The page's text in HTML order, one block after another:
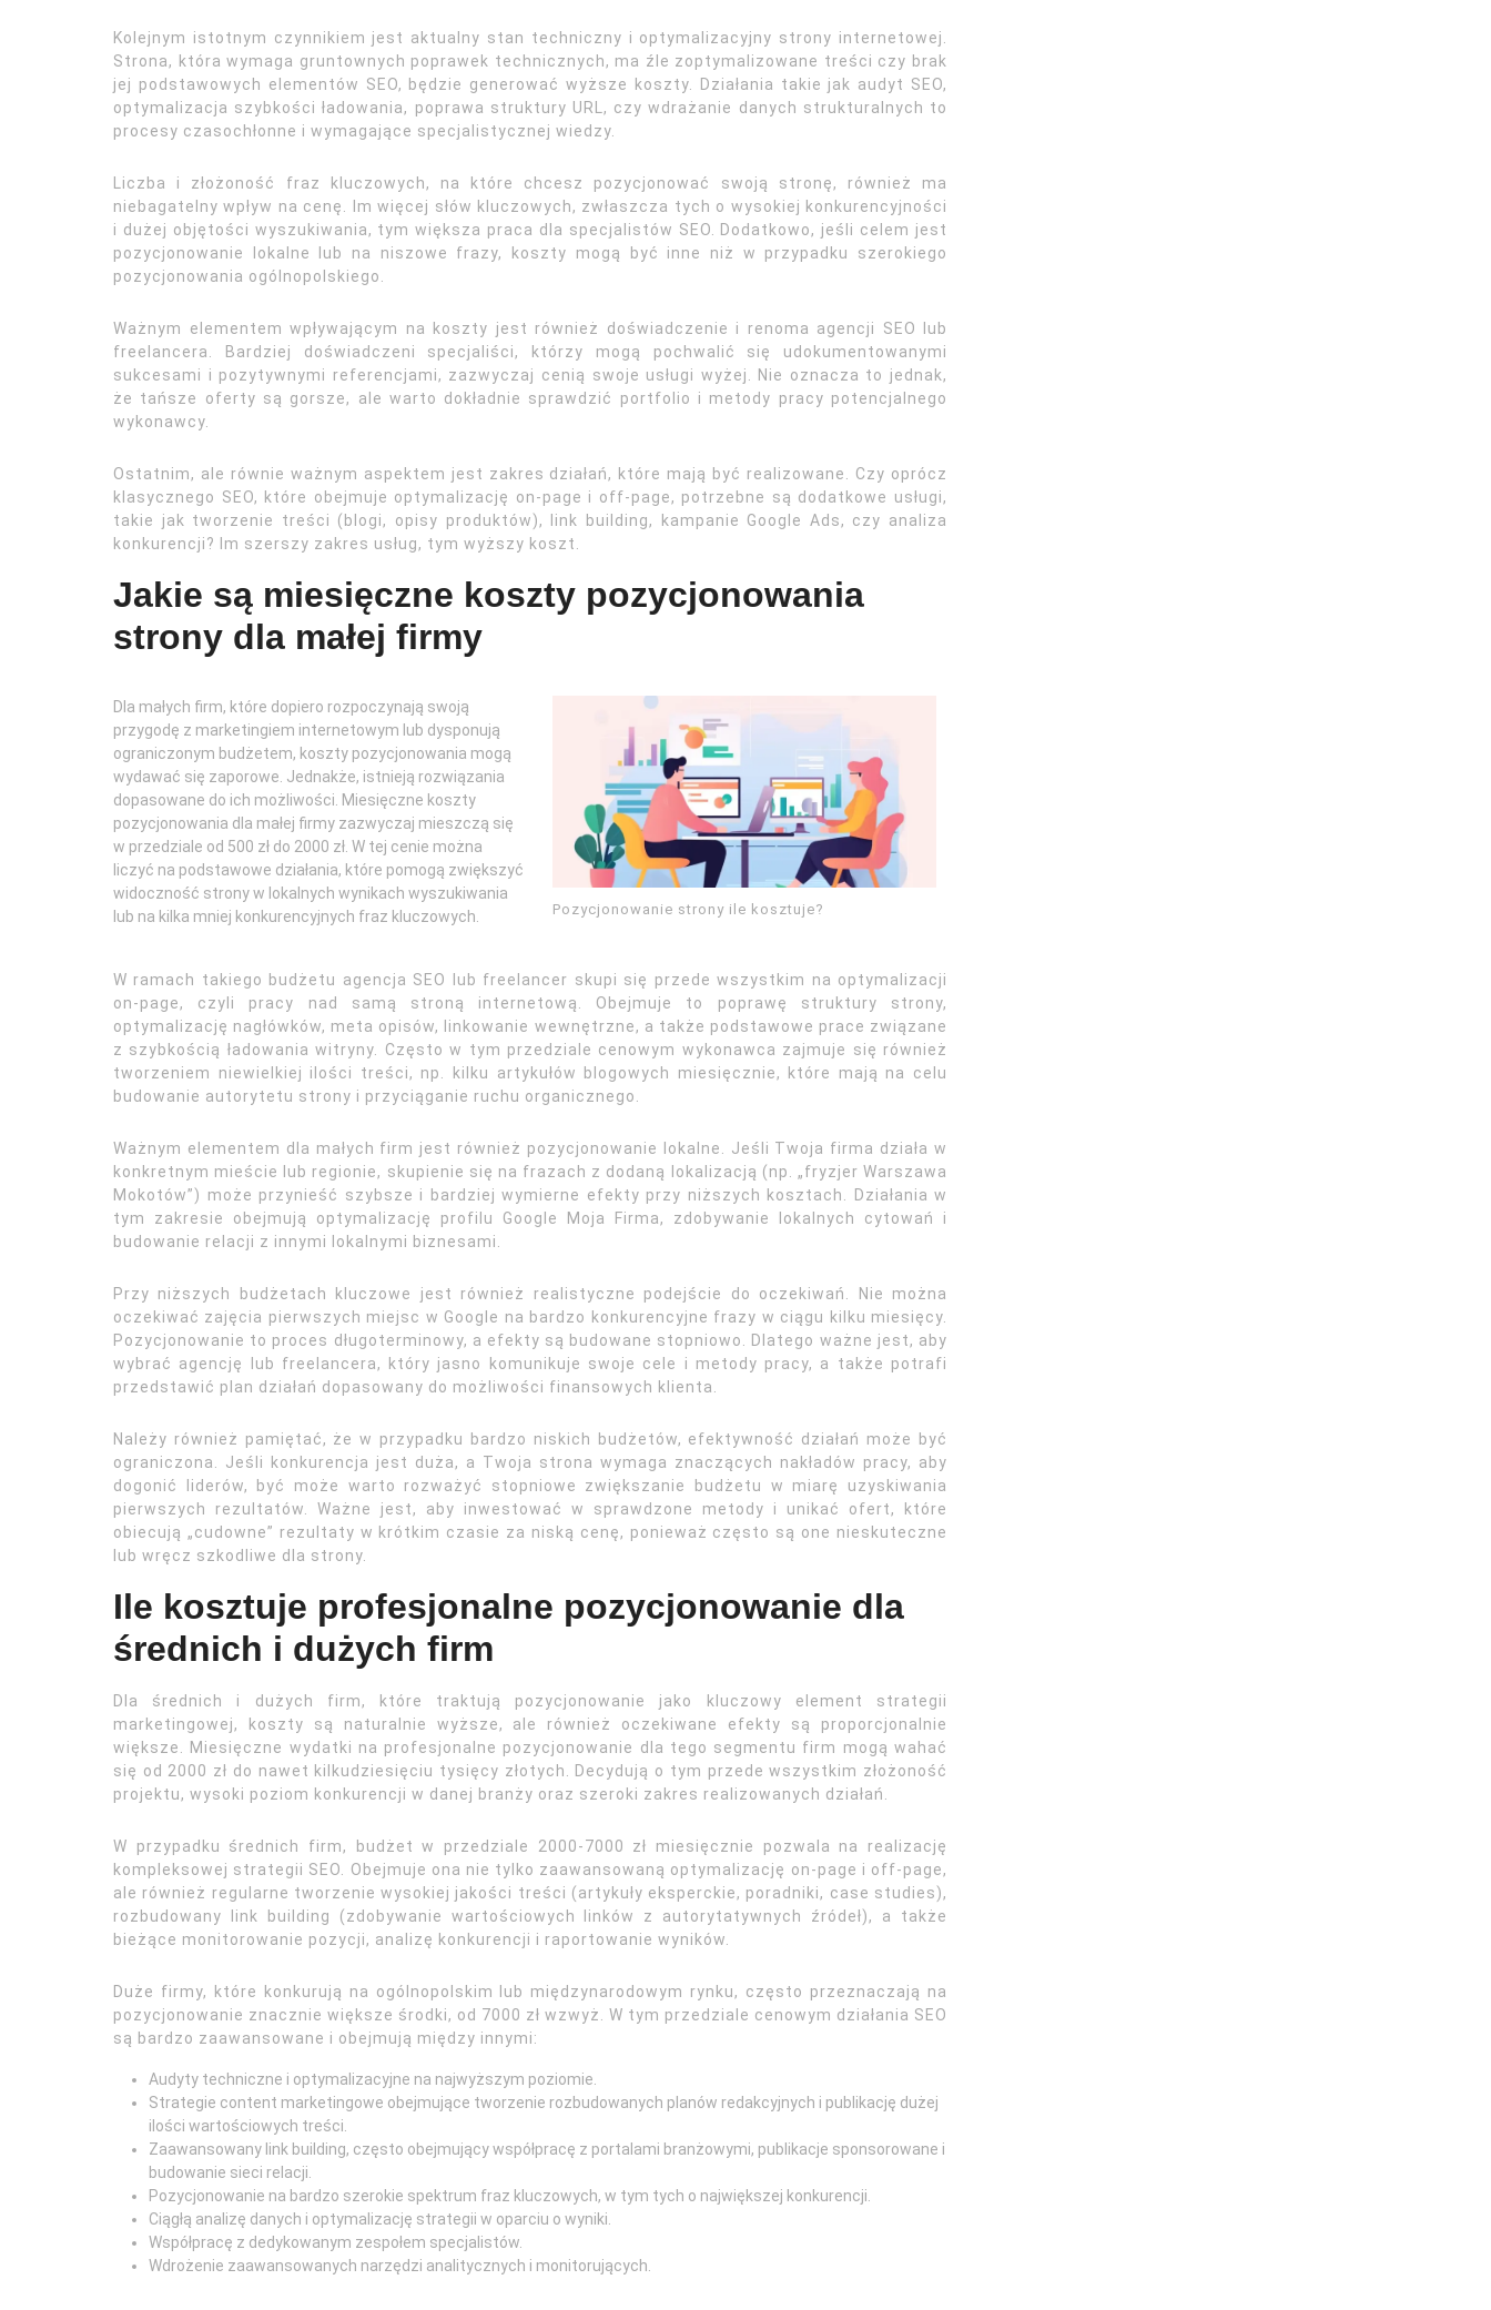
Kolejnym istotnym czynnikiem jest aktualny stan techniczny i optymalizacyjny strony internetowej.
Strona, która wymaga gruntownych poprawek technicznych, ma źle zoptymalizowane treści czy brak
jej podstawowych elementów SEO, będzie generować wyższe koszty. Działania takie jak audyt SEO,
optymalizacja szybkości ładowania, poprawa struktury URL, czy wdrażanie danych strukturalnych to
procesy czasochłonne i wymagające specjalistycznej wiedzy.
Liczba i złożoność fraz kluczowych, na które chcesz pozycjonować swoją stronę, również ma
niebagatelny wpływ na cenę. Im więcej słów kluczowych, zwłaszcza tych o wysokiej konkurencyjności
i dużej objętości wyszukiwania, tym większa praca dla specjalistów SEO. Dodatkowo, jeśli celem jest
pozycjonowanie lokalne lub na niszowe frazy, koszty mogą być inne niż w przypadku szerokiego
pozycjonowania ogólnopolskiego.
Ważnym elementem wpływającym na koszty jest również doświadczenie i renoma agencji SEO lub
freelancera. Bardziej doświadczeni specjaliści, którzy mogą pochwalić się udokumentowanymi
sukcesami i pozytywnymi referencjami, zazwyczaj cenią swoje usługi wyżej. Nie oznacza to jednak,
że tańsze oferty są gorsze, ale warto dokładnie sprawdzić portfolio i metody pracy potencjalnego
wykonawcy.
Ostatnim, ale równie ważnym aspektem jest zakres działań, które mają być realizowane. Czy oprócz
klasycznego SEO, które obejmuje optymalizację on-page i off-page, potrzebne są dodatkowe usługi,
takie jak tworzenie treści (blogi, opisy produktów), link building, kampanie Google Ads, czy analiza
konkurencji? Im szerszy zakres usług, tym wyższy koszt.
Jakie są miesięczne koszty pozycjonowania
strony dla małej firmy
Pozycjonowanie strony ile kosztuje?
Dla małych firm, które dopiero rozpoczynają swoją
przygodę z marketingiem internetowym lub dysponują
ograniczonym budżetem, koszty pozycjonowania mogą
wydawać się zaporowe. Jednakże, istnieją rozwiązania
dopasowane do ich możliwości. Miesięczne koszty
pozycjonowania dla małej firmy zazwyczaj mieszczą się
w przedziale od 500 zł do 2000 zł. W tej cenie można
liczyć na podstawowe działania, które pomogą zwiększyć
widoczność strony w lokalnych wynikach wyszukiwania
lub na kilka mniej konkurencyjnych fraz kluczowych.
W ramach takiego budżetu agencja SEO lub freelancer skupi się przede wszystkim na optymalizacji
on-page, czyli pracy nad samą stroną internetową. Obejmuje to poprawę struktury strony,
optymalizację nagłówków, meta opisów, linkowanie wewnętrzne, a także podstawowe prace związane
z szybkością ładowania witryny. Często w tym przedziale cenowym wykonawca zajmuje się również
tworzeniem niewielkiej ilości treści, np. kilku artykułów blogowych miesięcznie, które mają na celu
budowanie autorytetu strony i przyciąganie ruchu organicznego.
Ważnym elementem dla małych firm jest również pozycjonowanie lokalne. Jeśli Twoja firma działa w
konkretnym mieście lub regionie, skupienie się na frazach z dodaną lokalizacją (np. „fryzjer Warszawa
Mokotów”) może przynieść szybsze i bardziej wymierne efekty przy niższych kosztach. Działania w
tym zakresie obejmują optymalizację profilu Google Moja Firma, zdobywanie lokalnych cytowań i
budowanie relacji z innymi lokalnymi biznesami.
Przy niższych budżetach kluczowe jest również realistyczne podejście do oczekiwań. Nie można
oczekiwać zajęcia pierwszych miejsc w Google na bardzo konkurencyjne frazy w ciągu kilku miesięcy.
Pozycjonowanie to proces długoterminowy, a efekty są budowane stopniowo. Dlatego ważne jest, aby
wybrać agencję lub freelancera, który jasno komunikuje swoje cele i metody pracy, a także potrafi
przedstawić plan działań dopasowany do możliwości finansowych klienta.
Należy również pamiętać, że w przypadku bardzo niskich budżetów, efektywność działań może być
ograniczona. Jeśli konkurencja jest duża, a Twoja strona wymaga znaczących nakładów pracy, aby
dogonić liderów, być może warto rozważyć stopniowe zwiększanie budżetu w miarę uzyskiwania
pierwszych rezultatów. Ważne jest, aby inwestować w sprawdzone metody i unikać ofert, które
obiecują „cudowne” rezultaty w krótkim czasie za niską cenę, ponieważ często są one nieskuteczne
lub wręcz szkodliwe dla strony.
Ile kosztuje profesjonalne pozycjonowanie dla
średnich i dużych firm
Dla średnich i dużych firm, które traktują pozycjonowanie jako kluczowy element strategii
marketingowej, koszty są naturalnie wyższe, ale również oczekiwane efekty są proporcjonalnie
większe. Miesięczne wydatki na profesjonalne pozycjonowanie dla tego segmentu firm mogą wahać
się od 2000 zł do nawet kilkudziesięciu tysięcy złotych. Decydują o tym przede wszystkim złożoność
projektu, wysoki poziom konkurencji w danej branży oraz szeroki zakres realizowanych działań.
W przypadku średnich firm, budżet w przedziale 2000-7000 zł miesięcznie pozwala na realizację
kompleksowej strategii SEO. Obejmuje ona nie tylko zaawansowaną optymalizację on-page i off-page,
ale również regularne tworzenie wysokiej jakości treści (artykuły eksperckie, poradniki, case studies),
rozbudowany link building (zdobywanie wartościowych linków z autorytatywnych źródeł), a także
bieżące monitorowanie pozycji, analizę konkurencji i raportowanie wyników.
Duże firmy, które konkurują na ogólnopolskim lub międzynarodowym rynku, często przeznaczają na
pozycjonowanie znacznie większe środki, od 7000 zł wzwyż. W tym przedziale cenowym działania SEO
są bardzo zaawansowane i obejmują między innymi:
Audyty techniczne i optymalizacyjne na najwyższym poziomie.
Strategie content marketingowe obejmujące tworzenie rozbudowanych planów redakcyjnych i publikację dużej
ilości wartościowych treści.
Zaawansowany link building, często obejmujący współpracę z portalami branżowymi, publikacje sponsorowane i
budowanie sieci relacji.
Pozycjonowanie na bardzo szerokie spektrum fraz kluczowych, w tym tych o największej konkurencji.
Ciągłą analizę danych i optymalizację strategii w oparciu o wyniki.
Współpracę z dedykowanym zespołem specjalistów.
Wdrożenie zaawansowanych narzędzi analitycznych i monitorujących.